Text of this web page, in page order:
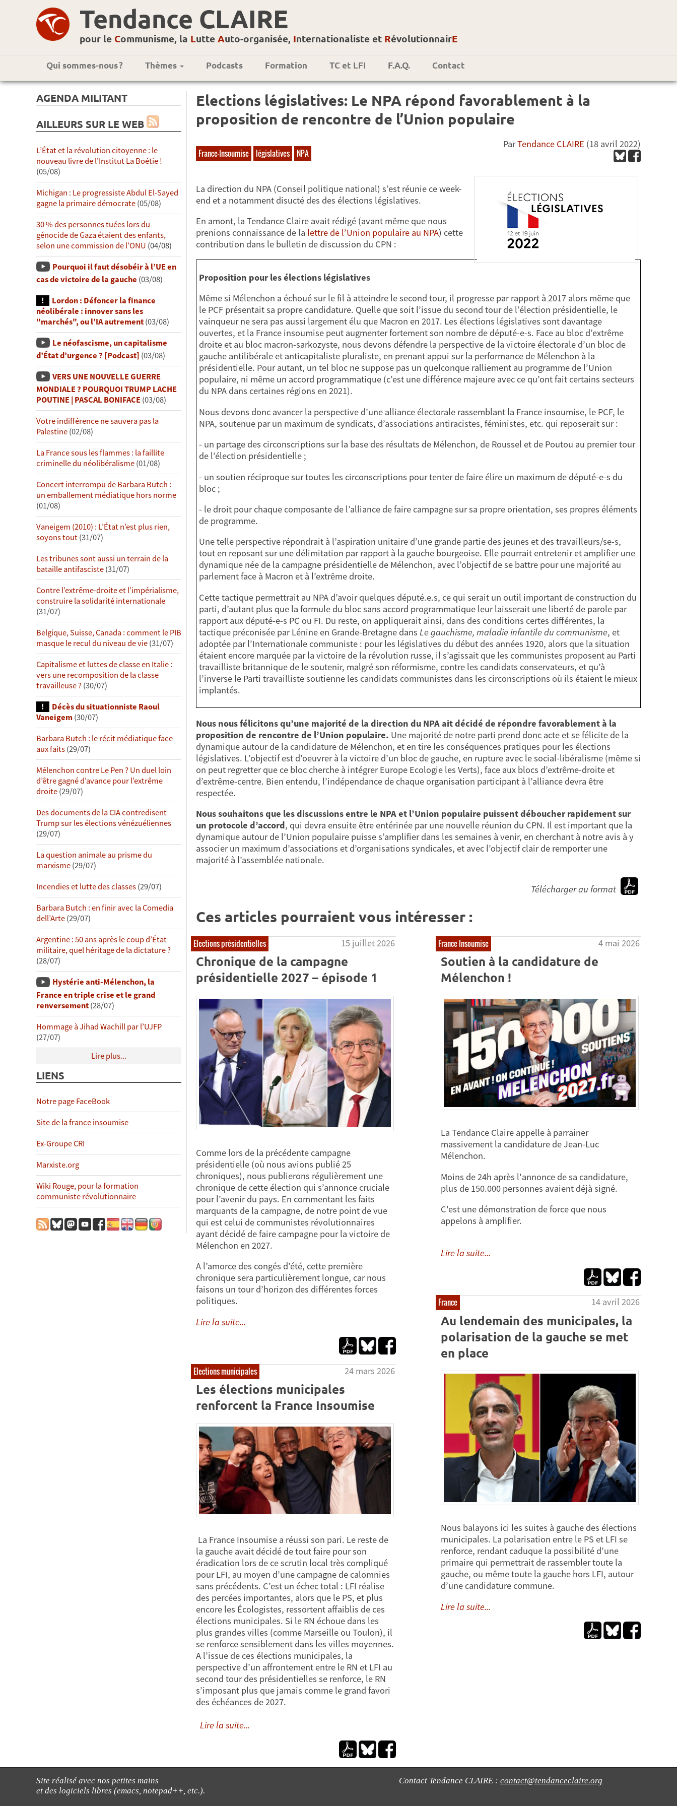
Tendance CLAIRE
pour le Communisme, la Lutte Auto-organisée, Internationaliste et RévolutionnairE
Qui sommes-nous ? Thèmes Podcasts Formation TC et LFI F.A.Q. Contact
AGENDA MILITANT
AILLEURS SUR LE WEB
L’État et la révolution citoyenne : le
nouveau livre de l’Institut La Boétie !
(05/08)
Michigan : Le progressiste Abdul El-Sayed
gagne la primaire démocrate(05/08)
30 % des personnes tuées lors du
génocide de Gaza étaient des enfants,
selon une commission de l’ONU (04/08)
Pourquoi il faut désobéir à l’UE en
cas de victoire de la gauche (03/08)
Lordon : Défoncer la finance
néolibérale : innover sans les
"marchés", ou l’IA autrement(03/08)
Le néofascisme, un capitalisme
d’État d’urgence ? [Podcast] (03/08)
VERS UNE NOUVELLE GUERRE
MONDIALE ? POURQUOI TRUMP LACHE
POUTINE | PASCAL BONIFACE(03/08)
Votre indifférence ne sauvera pas la
Palestine(02/08)
La France sous les flammes : la faillite
criminelle du néolibéralisme(01/08)
Concert interrompu de Barbara Butch :
un emballement médiatique hors norme
(01/08)
Vaneigem (2010) : L’État n’est plus rien,
soyons tout(31/07)
Les tribunes sont aussi un terrain de la
bataille antifasciste(31/07)
Contre l’extrême-droite et l’impérialisme,
construire la solidarité internationale
(31/07)
Belgique, Suisse, Canada : comment le PIB
masque le recul du niveau de vie(31/07)
Capitalisme et luttes de classe en Italie :
vers une recomposition de la classe
travailleuse ?(30/07)
Décès du situationniste Raoul
Vaneigem(30/07)
Barbara Butch : le récit médiatique face
aux faits(29/07)
Mélenchon contre Le Pen ? Un duel loin
d’être gagné d’avance pour l’extrême
droite(29/07)
Des documents de la CIA contredisent
Trump sur les élections vénézuéliennes
(29/07)
La question animale au prisme du
marxisme(29/07)
Incendies et lutte des classes(29/07)
Barbara Butch : en finir avec la Comedia
dell’Arte(29/07)
Argentine : 50 ans après le coup d’État
militaire, quel héritage de la dictature ?
(28/07)
Hystérie anti-Mélenchon, la
France en triple crise et le grand
renversement(28/07)
Hommage à Jihad Wachill par l’UJFP
(27/07)
Lire plus...
LIENS
Notre page FaceBook
Site de la france insoumise
Ex-Groupe CRI
Marxiste.org
Wiki Rouge, pour la formation
communiste révolutionnaire
Elections législatives: Le NPA répond favorablement à la
proposition de rencontre de l’Union populaire
France-Insoumise législatives NPA
ParTendance CLAIRE (18 avril 2022)
La direction du NPA (Conseil politique national) s’est réunie ce week-
end et a notamment disucté des des élections législatives.
En amont, la Tendance Claire avait rédigé (avant même que nous
prenions connaissance de la lettre de l’Union populaire au NPA) cette
contribution dans le bulletin de discussion du CPN :
Proposition pour les élections législatives
Même si Mélenchon a échoué sur le fil à atteindre le second tour, il progresse par rapport à 2017 alors même que
le PCF présentait sa propre candidature. Quelle que soit l’issue du second tour de l’élection présidentielle, le
vainqueur ne sera pas aussi largement élu que Macron en 2017. Les élections législatives sont davantage
ouvertes, et la France insoumise peut augmenter fortement son nombre de député-e-s. Face au bloc d’extrême
droite et au bloc macron-sarkozyste, nous devons défendre la perspective de la victoire électorale d’un bloc de
gauche antilibérale et anticapitaliste pluraliste, en prenant appui sur la performance de Mélenchon à la
présidentielle. Pour autant, un tel bloc ne suppose pas un quelconque ralliement au programme de l’Union
populaire, ni même un accord programmatique (c’est une différence majeure avec ce qu’ont fait certains secteurs
du NPA dans certaines régions en 2021).
Nous devons donc avancer la perspective d’une alliance électorale rassemblant la France insoumise, le PCF, le
NPA, soutenue par un maximum de syndicats, d’associations antiracistes, féministes, etc. qui reposerait sur :
- un partage des circonscriptions sur la base des résultats de Mélenchon, de Roussel et de Poutou au premier tour
de l’élection présidentielle ;
- un soutien réciproque sur toutes les circonscriptions pour tenter de faire élire un maximum de député-e-s du
bloc ;
- le droit pour chaque composante de l’alliance de faire campagne sur sa propre orientation, ses propres éléments
de programme.
Une telle perspective répondrait à l’aspiration unitaire d’une grande partie des jeunes et des travailleurs/se-s,
tout en reposant sur une délimitation par rapport à la gauche bourgeoise. Elle pourrait entretenir et amplifier une
dynamique née de la campagne présidentielle de Mélenchon, avec l’objectif de se battre pour une majorité au
parlement face à Macron et à l’extrême droite.
Cette tactique permettrait au NPA d’avoir quelques député.e.s, ce qui serait un outil important de construction du
parti, d’autant plus que la formule du bloc sans accord programmatique leur laisserait une liberté de parole par
rapport aux député-e-s PC ou FI. Du reste, on appliquerait ainsi, dans des conditions certes différentes, la
tactique préconisée par Lénine en Grande-Bretagne dans Le gauchisme, maladie infantile du communisme, et
adoptée par l’Internationale communiste : pour les législatives du début des années 1920, alors que la situation
étaient encore marquée par la victoire de la révolution russe, il s’agissait que les communistes proposent au Parti
travailliste britannique de le soutenir, malgré son réformisme, contre les candidats conservateurs, et qu’à
l’inverse le Parti travailliste soutienne les candidats communistes dans les circonscriptions où ils étaient le mieux
implantés.
Nous nous félicitons qu’une majorité de la direction du NPA ait décidé de répondre favorablement à la
proposition de rencontre de l’Union populaire. Une majorité de notre parti prend donc acte et se félicite de la
dynamique autour de la candidature de Mélenchon, et en tire les conséquences pratiques pour les élections
législatives. L’objectif est d’oeuvrer à la victoire d’un bloc de gauche, en rupture avec le social-libéralisme (même si
on peut regretter que ce bloc cherche à intégrer Europe Ecologie les Verts), face aux blocs d’extrême-droite et
d’extrême-centre. Bien entendu, l’indépendance de chaque organisation participant à l’alliance devra être
respectée.
Nous souhaitons que les discussions entre le NPA et l’Union populaire puissent déboucher rapidement sur
un protocole d’accord, qui devra ensuite être entérinée par une nouvelle réunion du CPN. Il est important que la
dynamique autour de l’Union populaire puisse s’amplifier dans les semaines à venir, en cherchant à notre avis à y
associer un maximum d’associations et d’organisations syndicales, et avec l’objectif clair de remporter une
majorité à l’assemblée nationale.
Télécharger au format
Ces articles pourraient vous intéresser :
Elections présidentielles 15 juillet 2026
Chronique de la campagne
présidentielle 2027 – épisode 1
Comme lors de la précédente campagne
présidentielle (où nous avions publié 25
chroniques), nous publierons régulièrement une
chronique de cette élection qui s’annonce cruciale
pour l’avenir du pays. En commentant les faits
marquants de la campagne, de notre point de vue
qui est celui de communistes révolutionnaires
ayant décidé de faire campagne pour la victoire de
Mélenchon en 2027.
A l’amorce des congés d’été, cette première
chronique sera particulièrement longue, car nous
faisons un tour d’horizon des différentes forces
politiques.
Lire la suite...
France Insoumise 4 mai 2026
Soutien à la candidature de
Mélenchon !
La Tendance Claire appelle à parrainer
massivement la candidature de Jean-Luc
Mélenchon.
Moins de 24h après l'annonce de sa candidature,
plus de 150.000 personnes avaient déjà signé.
C'est une démonstration de force que nous
appelons à amplifier.
Lire la suite...
France 14 avril 2026
Au lendemain des municipales, la
polarisation de la gauche se met
en place
Nous balayons ici les suites à gauche des élections
municipales. La polarisation entre le PS et LFI se
renforce, rendant caduque la possibilité d’une
primaire qui permettrait de rassembler toute la
gauche, ou même toute la gauche hors LFI, autour
d’une candidature commune.
Lire la suite...
Elections municipales 24 mars 2026
Les élections municipales
renforcent la France Insoumise
La France Insoumise a réussi son pari. Le reste de
la gauche avait décidé de tout faire pour son
éradication lors de ce scrutin local très compliqué
pour LFI, au moyen d’une campagne de calomnies
sans précédents. C’est un échec total : LFI réalise
des percées importantes, alors que le PS, et plus
encore les Écologistes, ressortent affaiblis de ces
élections municipales. Si le RN échoue dans les
plus grandes villes (comme Marseille ou Toulon), il
se renforce sensiblement dans les villes moyennes.
A l’issue de ces élections municipales, la
perspective d’un affrontement entre le RN et LFI au
second tour des présidentielles se renforce, le RN
s’imposant plus que jamais comme le grand favori
des échéances de 2027.
Lire la suite...
Site réalisé avec nos petites mains
et des logiciels libres (emacs, notepad++, etc.).
Contact Tendance CLAIRE : contact@tendanceclaire.org